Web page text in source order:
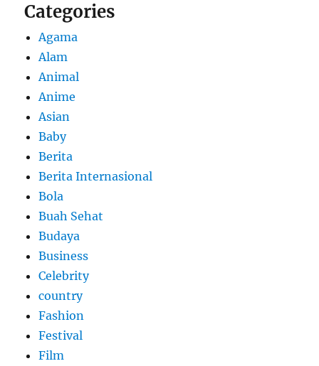
Categories
Agama
Alam
Animal
Anime
Asian
Baby
Berita
Berita Internasional
Bola
Buah Sehat
Budaya
Business
Celebrity
country
Fashion
Festival
Film